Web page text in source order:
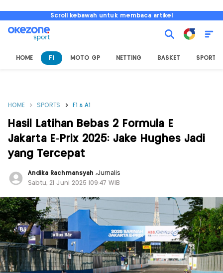
Scroll kebawah untuk membaca artikel
HOME F1 MOTO GP NETTING BASKET SPORT
HOME SPORTS F1 & A1
Hasil Latihan Bebas 2 Formula E
Jakarta E-Prix 2025: Jake Hughes Jadi
yang Tercepat
Andika Rachmansyah ,Jurnalis
Sabtu, 21 Juni 2025 |09:47 WIB